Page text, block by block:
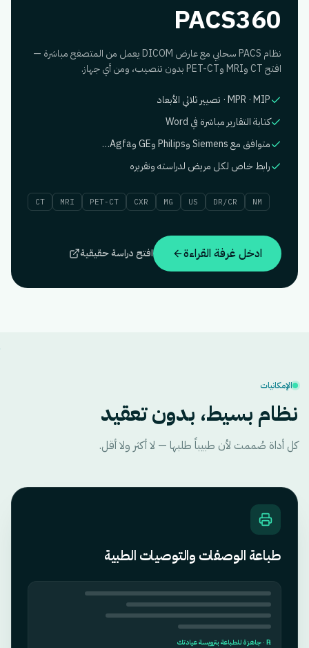
42.3 mm
PACS360
نظام PACS سحابي مع عارض DICOM يعمل من المتصفح مباشرة —
افتح CT وMRI وPET-CT بدون تنصيب، ومن أي جهاز.
MPR · MIP · تصيير ثلاثي الأبعاد
كتابة التقارير مباشرة في Word
متوافق مع Siemens وPhilips وGE وAgfa…
رابط خاص لكل مريض لدراسته وتقريره
CT MRI PET-CT CXR MG US DR/CR NM
ادخل غرفة القراءة افتح دراسة حقيقية
الإمكانيات
نظام بسيط، بدون تعقيد
كل أداة صُممت لأن طبيباً طلبها — لا أكثر ولا أقل.
طباعة الوصفات والتوصيات الطبية
℞ · جاهزة للطباعة بترويسة عيادتك